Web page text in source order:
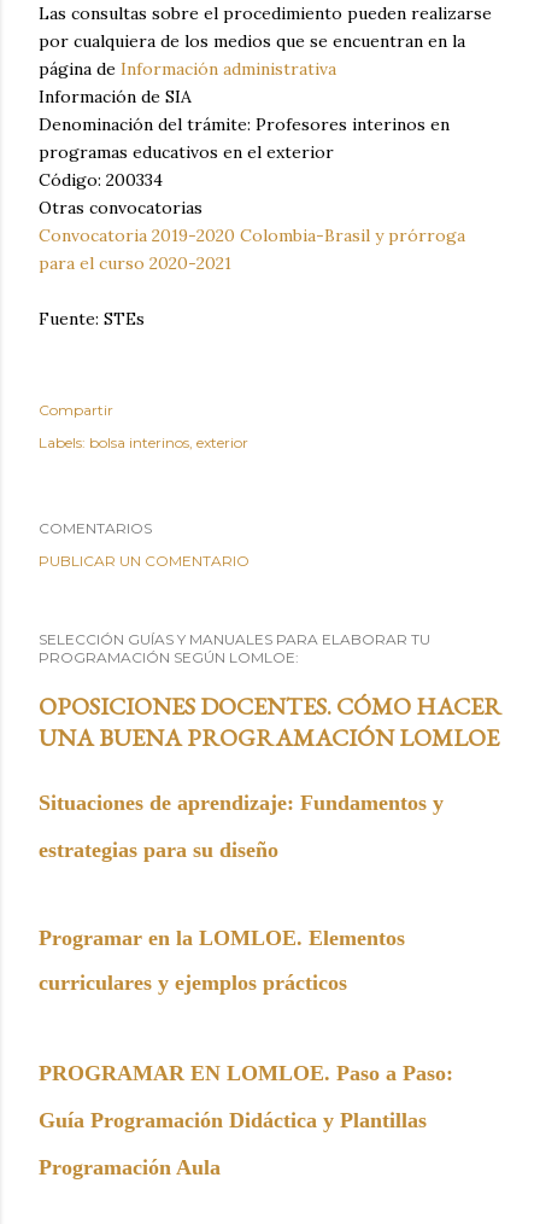
Las consultas sobre el procedimiento pueden realizarse
por cualquiera de los medios que se encuentran en la
página de Información administrativa
Información de SIA
Denominación del trámite: Profesores interinos en
programas educativos en el exterior
Código: 200334
Otras convocatorias
Convocatoria 2019-2020 Colombia-Brasil y prórroga
para el curso 2020-2021
Fuente: STEs
Compartir
Labels: bolsa interinos exterior
COMENTARIOS
PUBLICAR UN COMENTARIO
SELECCIÓN GUÍAS Y MANUALES PARA ELABORAR TU
PROGRAMACIÓN SEGÚN LOMLOE:
OPOSICIONES DOCENTES. CÓMO HACER
UNA BUENA PROGRAMACIÓN LOMLOE
Situaciones de aprendizaje: Fundamentos y
estrategias para su diseño
Programar en la LOMLOE. Elementos
curriculares y ejemplos prácticos
PROGRAMAR EN LOMLOE. Paso a Paso:
Guía Programación Didáctica y Plantillas
Programación Aula